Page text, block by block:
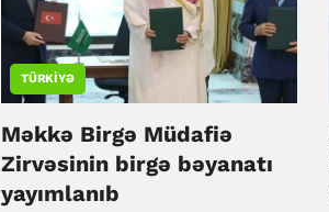
TÜRKIYƏ
Məkkə Birgə Müdafiə
Zirvəsinin birgə bəyanatı
yayımlanıb